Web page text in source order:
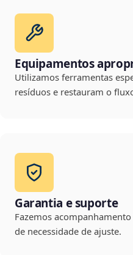
Equipamentos
Utilizamos ferramentas
resíduos e restauram o
Garantia e suporte
Fazemos
de necessidade de ajuste.